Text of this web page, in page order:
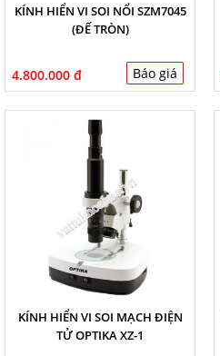
KÍNH HIỂN VI SOI NỔI SZM7045
(ĐẾ TRÒN)
4.800.000 đ Báo giá
KÍNH HIỂN VI SOI MẠCH ĐIỆN
TỬ OPTIKA XZ-1